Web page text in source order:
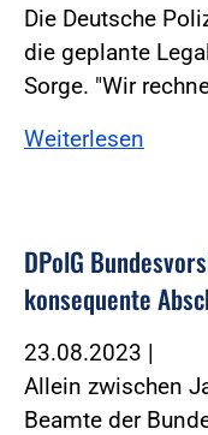
Die Deutsche
die geplante
Sorge. "Wir
Weiterlesen
DPolG
konsequente
23.08.2023 |
Allein zwischen
Beamte der